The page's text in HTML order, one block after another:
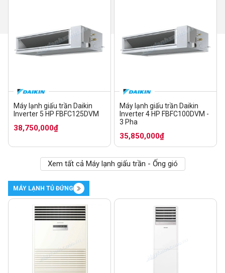
Máy lạnh giấu trần Daikin
Inverter 5 HP FBFC125DVM
38,750,000₫
Máy lạnh giấu trần Daikin
Inverter 4 HP FBFC100DVM -
3 Pha
35,850,000₫
Xem tất cả Máy lạnh giấu trần - Ống gió
MÁY LẠNH TỦ ĐỨNG